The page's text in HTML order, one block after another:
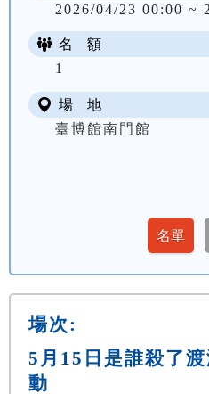
2026/04/23 00:00 ~
名 額
1
場 地
臺博館南門館
場次:
5月15日是誰殺了
動